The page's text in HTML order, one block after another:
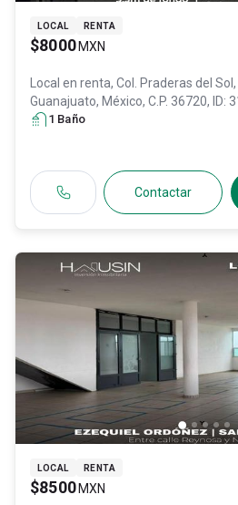
LOCAL RENTA
$8000 MXN
Local en renta, Col. Praderas del Sol,
Guanajuato, México, C.P. 36720, ID:
1 Baño
Contactar
LOCAL RENTA
$8500 MXN